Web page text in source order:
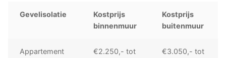
Gevelisolatie
Kostprijs
binnenmuur
Kostprijs
buitenmuur
Appartement
€2.250,- tot
€3.050,- tot